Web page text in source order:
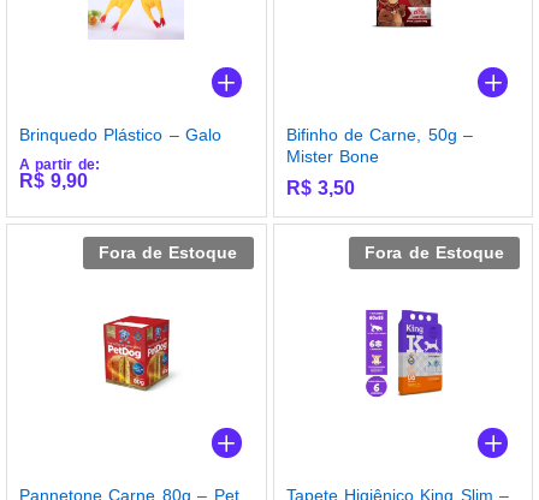
Brinquedo Plástico – Galo
A partir de:
R$ 9,90
Bifinho de Carne, 50g –
Mister Bone
R$3,50
Fora de Estoque
Pannetone Carne 80g – Pet
Fora de Estoque
Tapete Higiênico King Slim –